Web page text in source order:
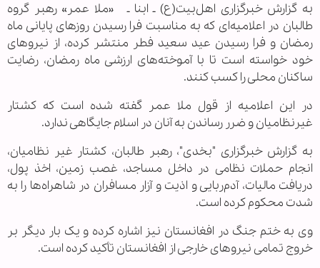
به گزارش خبرگزاری اهل‌بیت(ع) ـ ابنا ـ «ملا عمر» رهبر گروه
طالبان در اعلامیه‌ای که به مناسبت فرا رسیدن روزهای پایانی ماه
رمضان و فرا رسیدن عید سعید فطر منتشر کرده، از نیروهای
خود خواسته است تا با آموخته‌های ارزشی ماه رمضان، رضایت
ساکنان محلی را کسب کنند.
در این اعلامیه از قول ملا عمر گفته شده است که کشتار
غیرنظامیان و ضرر رساندن به آنان در اسلام جایگاهی ندارد.
به گزارش خبرگزاری "بخدی"، رهبر طالبان، کشتار غیر نظامیان،
انجام حملات نظامی در داخل مساجد، غصب زمین‌، اخذ پول،
دریافت مالیات، آدم‌ربایی و اذیت و آزار مسافران در شاهراه‌ها را به
شدت محکوم کرده است.
وی به ختم جنگ در افغانستان نیز اشاره کرده و یک بار دیگر بر
خروج تمامی نیروهای خارجی از افغانستان تأکید کرده است.